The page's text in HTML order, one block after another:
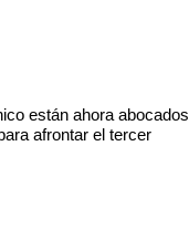
están ahora abocados
afrontar el tercer